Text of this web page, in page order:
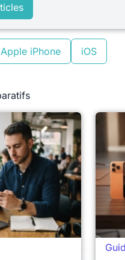
Apple iPhone iOS